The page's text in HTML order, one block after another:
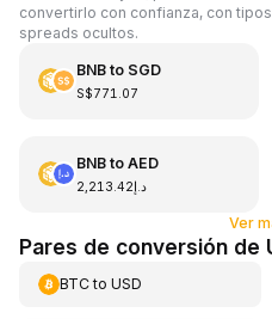
convertirlo con confianza, con
spreads ocultos.
BNBto SGD
S$771.07
BNBto AED
د.إ2,213.42
Ver
Pares de conversión de
BTCto USD